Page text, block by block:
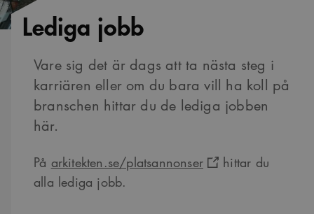
Lediga jobb
Vare sig det är dags att ta nästa steg i
karriären eller om du bara vill ha koll på
branschen hittar du de lediga jobben
här.
På arkitekten.se/platsannonser
hittar du
alla lediga jobb.